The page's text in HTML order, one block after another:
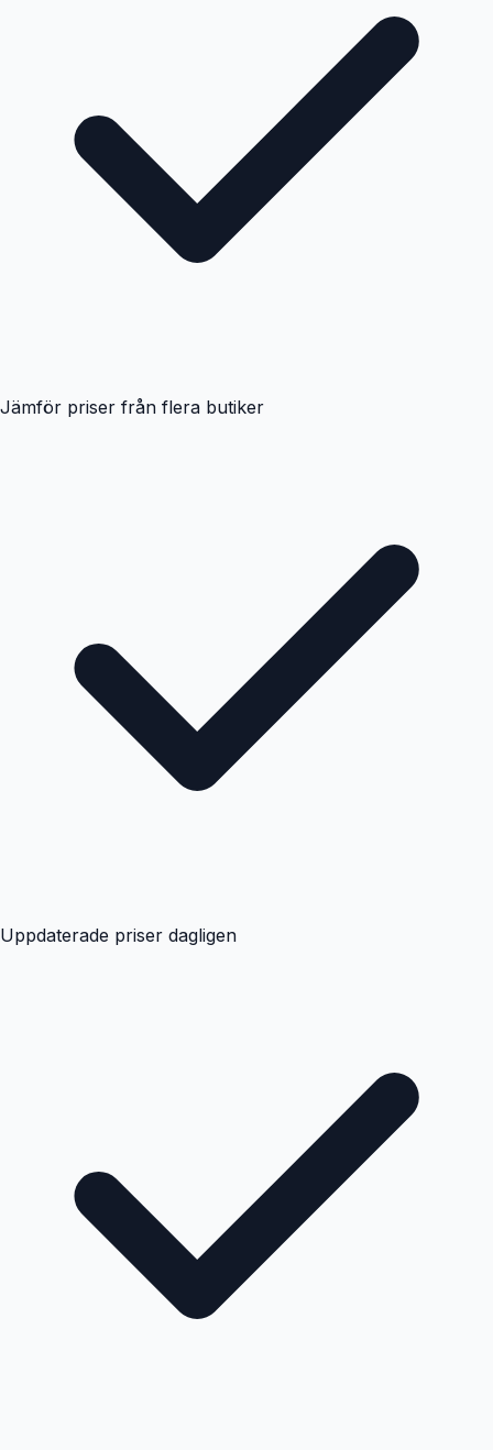
Jämför priser från flera butiker
Uppdaterade priser dagligen